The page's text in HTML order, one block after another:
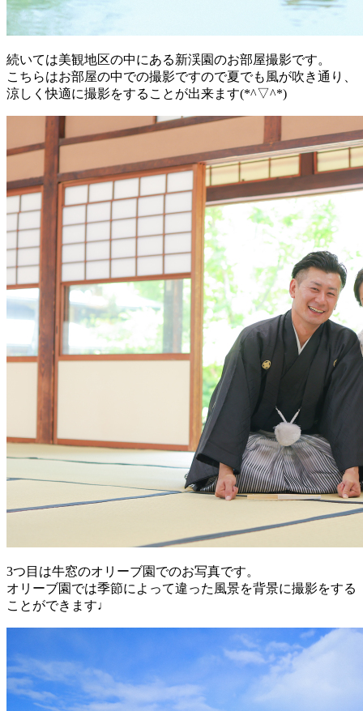
続いては美観地区の中にある新渓園のお部屋撮影です。
こちらはお部屋の中での撮影ですので夏でも風が吹き通り、
涼しく快適に撮影をすることが出来ます(*^▽^*)
3つ目は牛窓のオリーブ園でのお写真です。
オリーブ園では季節によって違った風景を背景に撮影をする
ことができます♩